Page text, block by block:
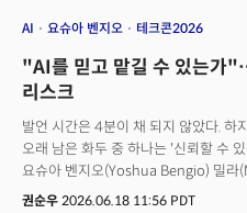
AI 요슈아 벤지오 테크콘2026
"AI를 믿고 맡길 수 있는가
리스크
발언 시간은 4분이 채 되지 않았다.
오래 남은 화두 중 하나는 '신뢰할 수
요슈아 벤지오(Yoshua Bengio) 밀라
교수는 지난 11일 서울 코엑스에서
권순우 2026.06.18 11:56 PDT